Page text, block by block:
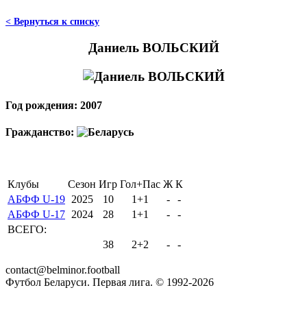
< Вернуться к списку
Даниель ВОЛЬСКИЙ
Год рождения: 2007
Гражданство:
Клубы Сезон Игр Гол+Пас Ж К
АБФФ U-19 2025 10 1+1 -
-
АБФФ U-17 2024 28 1+1 -
-
ВСЕГО:
38
2+2 - -
contact@belminor.football
Футбол Беларуси. Первая лига. © 1992-2026